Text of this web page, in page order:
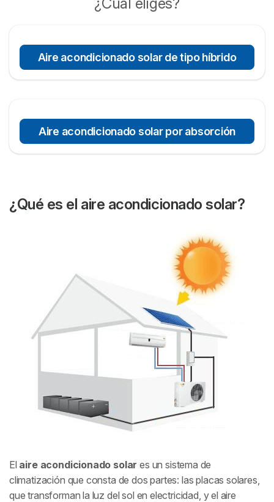
Ventajas y desventajas del aire acondicionado
con paneles solares
Aire acondicionado solar de tipo híbrido
Aire acondicionado solar por absorción
¿Qué es el aire acondicionado solar?
El aire acondicionado solar es un sistema de
climatización que consta de dos partes: las placas solares,
que transforman la luz del sol en electricidad, y el aire